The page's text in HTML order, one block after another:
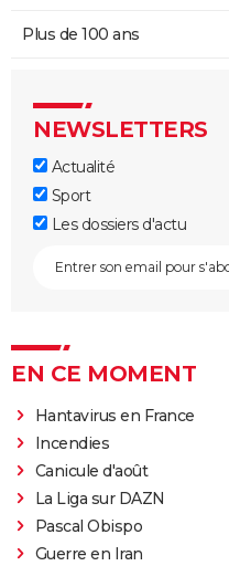
Plus de 100 ans
NEWSLETTERS
Actualité
Sport
Les dossiers d'actu
EN CE MOMENT
Hantavirus en France
Incendies
Canicule d'août
La Liga sur DAZN
Pascal Obispo
Guerre en Iran